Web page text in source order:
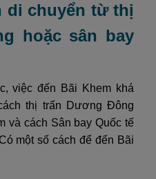
di chuyển từ thị
hoặc sân bay
việc đến Bãi Khem khá
thị trấn Dương Đông
và cách Sân bay Quốc tế
một số cách để đến Bãi